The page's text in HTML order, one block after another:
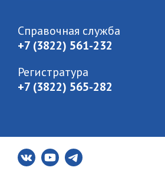
Справочная служба
+7 (3822) 561-232
Регистратура
+7 (3822) 565-282